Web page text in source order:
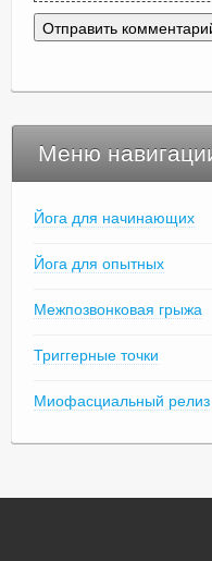
Меню
Йога для начинающих
Йога для опытных
Межпозвонковая грыжа
Триггерные точки
Миофасциальный релиз